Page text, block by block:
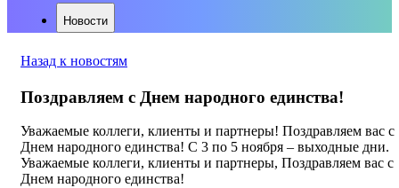
Новости
Назад к новостям
Поздравляем с Днем народного единства!
Уважаемые коллеги, клиенты и партнеры! Поздравляем вас с
Днем народного единства! С 3 по 5 ноября – выходные дни.
Уважаемые коллеги, клиенты и партнеры, Поздравляем вас с
Днем народного единства!